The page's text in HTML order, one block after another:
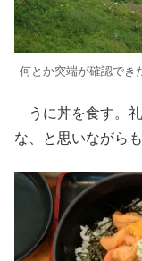
何とか突端が確認でき
うに丼を食す。
な、と思いながら